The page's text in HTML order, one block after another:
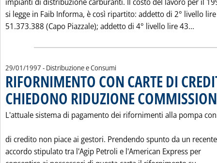
si legge in Faib Informa, è così ripartito: addetto di 2° livello lire
51.373.388 (Capo Piazzale); addetto di 4° livello lire 43...
29/01/1997 - Distribuzione e Consumi
RIFORNIMENTO CON CARTE DI
CHIEDONO RIDUZIONE
L'attuale sistema di pagamento dei rifornimenti alla pompa
di credito non piace ai gestori. Prendendo spunto da un recente
accordo stipulato tra l'Agip Petroli e l'American Express per